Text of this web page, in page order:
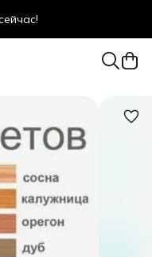
физ. лиц